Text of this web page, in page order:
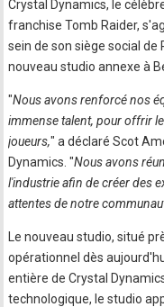
Crystal Dynamics, le
franchise Tomb Raider,
sein de son siège social
nouveau studio annexe à
"Nous avons renforcé nos
immense talent, pour offrir
joueurs," a déclaré Scot
Dynamics. "Nous avons
l'industrie afin de créer des
attentes de notre
Le nouveau studio, situé
opérationnel dès
entière de Crystal
technologique, le studio